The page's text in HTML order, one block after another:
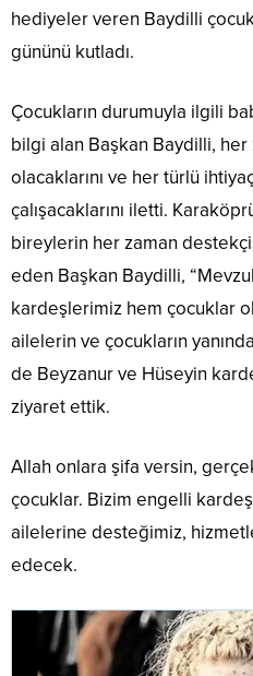
hediyeler veren Baydilli
gününü kutladı.
Çocukların durumuyla ilgili
bilgi alan Başkan Baydilli, her
olacaklarını ve her türlü
çalışacaklarını iletti.
bireylerin her zaman
eden Başkan Baydilli,
kardeşlerimiz hem çocuklar
ailelerin ve çocukların
de Beyzanur ve Hüseyin
ziyaret ettik.
Allah onlara şifa versin,
çocuklar. Bizim engelli
ailelerine desteğimiz,
edecek.